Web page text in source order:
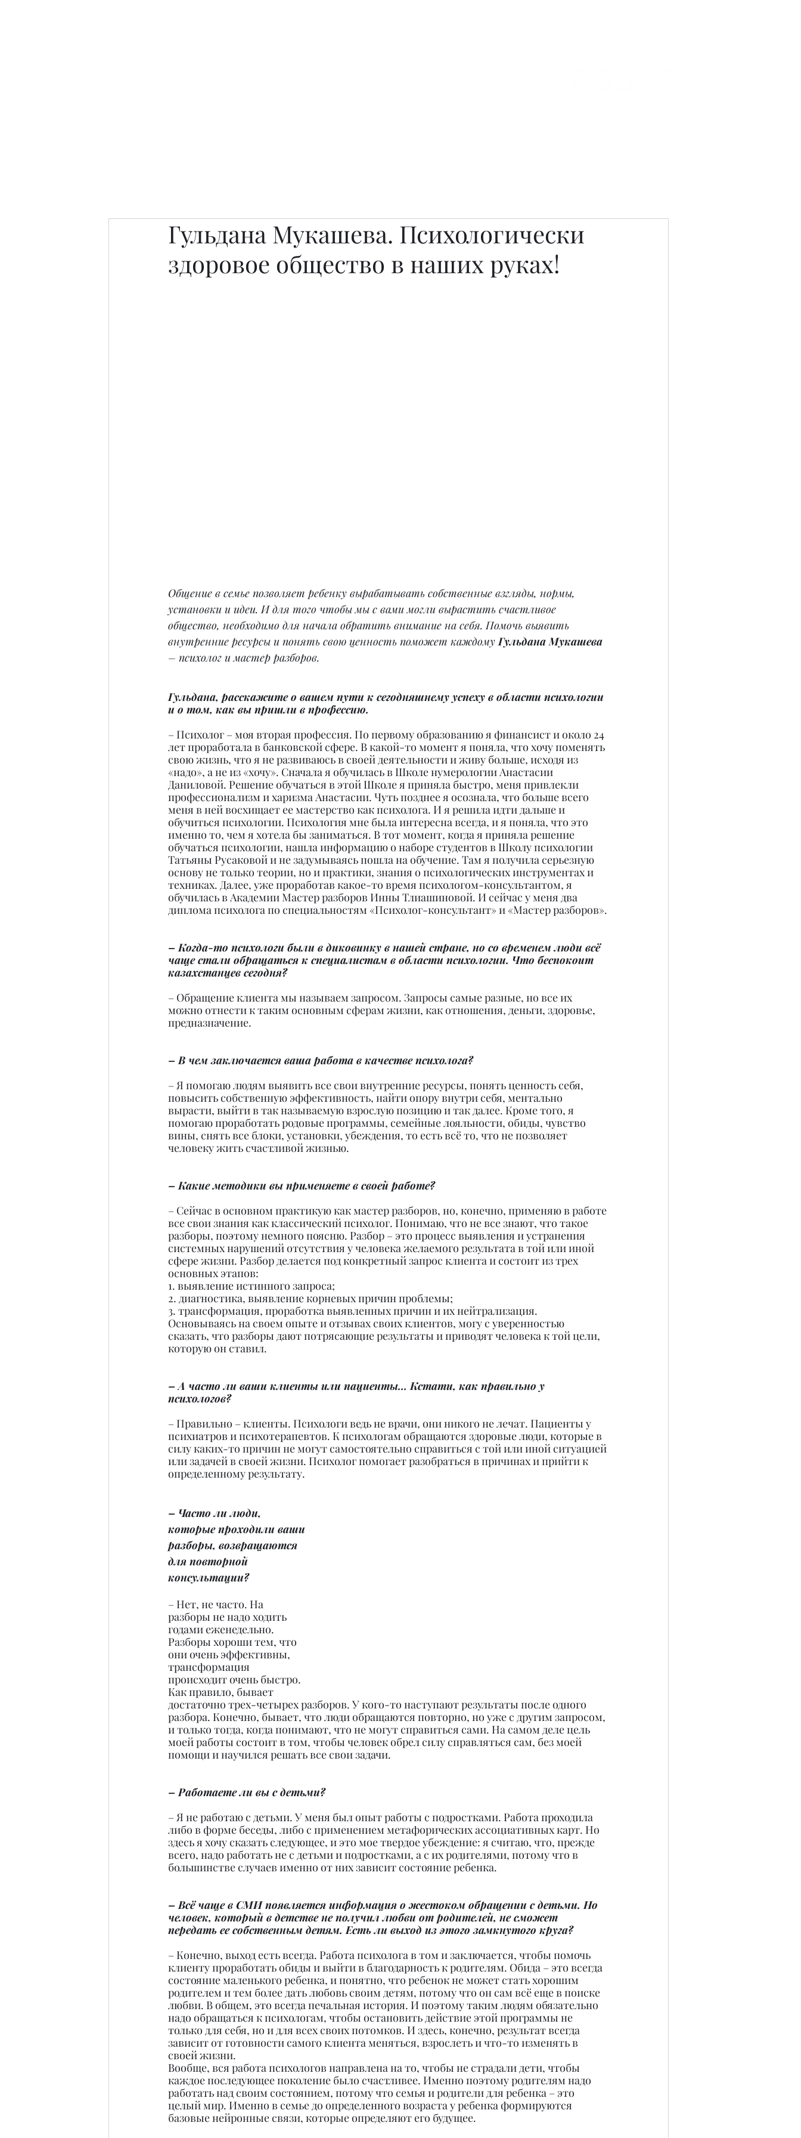
Гульдана Мукашева. Психологически
здоровое общество в наших руках!
Общение в семье позволяет ребенку вырабатывать собственные взгляды, нормы,
установки и идеи. И для того чтобы мы с вами могли вырастить счастливое
общество, необходимо для начала обратить внимание на себя. Помочь выявить
внутренние ресурсы и понять свою ценность поможет каждому Гульдана Мукашева
– психолог и мастер разборов.
Гульдана, расскажите о вашем пути к сегодняшнему успеху в области психологии
и о том, как вы пришли в профессию.
– Психолог – моя вторая профессия. По первому образованию я финансист и около 24
лет проработала в банковской сфере. В какой-то момент я поняла, что хочу поменять
свою жизнь, что я не развиваюсь в своей деятельности и живу больше, исходя из
«надо», а не из «хочу». Сначала я обучилась в Школе нумерологии Анастасии
Даниловой. Решение обучаться в этой Школе я приняла быстро, меня привлекли
профессионализм и харизма Анастасии. Чуть позднее я осознала, что больше всего
меня в ней восхищает ее мастерство как психолога. И я решила идти дальше и
обучиться психологии. Психология мне была интересна всегда, и я поняла, что это
именно то, чем я хотела бы заниматься. В тот момент, когда я приняла решение
обучаться психологии, нашла информацию о наборе студентов в Школу психологии
Татьяны Русаковой и не задумываясь пошла на обучение. Там я получила серьезную
основу не только теории, но и практики, знания о психологических инструментах и
техниках. Далее, уже проработав какое-то время психологом-консультантом, я
обучилась в Академии Мастер разборов Инны Тлиашиновой. И сейчас у меня два
диплома психолога по специальностям «Психолог-консультант» и «Мастер разборов».
– Когда-то психологи были в диковинку в нашей стране, но со временем люди всё
чаще стали обращаться к специалистам в области психологии. Что беспокоит
казахстанцев сегодня?
– Обращение клиента мы называем запросом. Запросы самые разные, но все их
можно отнести к таким основным сферам жизни, как отношения, деньги, здоровье,
предназначение.
– В чем заключается ваша работа в качестве психолога?
– Я помогаю людям выявить все свои внутренние ресурсы, понять ценность себя,
повысить собственную эффективность, найти опору внутри себя, ментально
вырасти, выйти в так называемую взрослую позицию и так далее. Кроме того, я
помогаю проработать родовые программы, семейные лояльности, обиды, чувство
вины, снять все блоки, установки, убеждения, то есть всё то, что не позволяет
человеку жить счастливой жизнью.
– Какие методики вы применяете в своей работе?
– Сейчас в основном практикую как мастер разборов, но, конечно, применяю в работе
все свои знания как классический психолог. Понимаю, что не все знают, что такое
разборы, поэтому немного поясню. Разбор – это процесс выявления и устранения
системных нарушений отсутствия у человека желаемого результата в той или иной
сфере жизни. Разбор делается под конкретный запрос клиента и состоит из трех
основных этапов:
1. выявление истинного запроса;
2. диагностика, выявление корневых причин проблемы;
3. трансформация, проработка выявленных причин и их нейтрализация.
Основываясь на своем опыте и отзывах своих клиентов, могу с уверенностью
сказать, что разборы дают потрясающие результаты и приводят человека к той цели,
которую он ставил.
– А часто ли ваши клиенты или пациенты… Кстати, как правильно у
психологов?
– Правильно – клиенты. Психологи ведь не врачи, они никого не лечат. Пациенты у
психиатров и психотерапевтов. К психологам обращаются здоровые люди, которые в
силу каких-то причин не могут самостоятельно справиться с той или иной ситуацией
или задачей в своей жизни. Психолог помогает разобраться в причинах и прийти к
определенному результату.
– Часто ли люди,
которые проходили ваши
разборы, возвращаются
для повторной
консультации?
– Нет, не часто. На
разборы не надо ходить
годами еженедельно.
Разборы хороши тем, что
они очень эффективны,
трансформация
происходит очень быстро.
Как правило, бывает
достаточно трех-четырех разборов. У кого-то наступают результаты после одного
разбора. Конечно, бывает, что люди обращаются повторно, но уже с другим запросом,
и только тогда, когда понимают, что не могут справиться сами. На самом деле цель
моей работы состоит в том, чтобы человек обрел силу справляться сам, без моей
помощи и научился решать все свои задачи.
– Работаете ли вы с детьми?
– Я не работаю с детьми. У меня был опыт работы с подростками. Работа проходила
либо в форме беседы, либо с применением метафорических ассоциативных карт. Но
здесь я хочу сказать следующее, и это мое твердое убеждение: я считаю, что, прежде
всего, надо работать не с детьми и подростками, а с их родителями, потому что в
большинстве случаев именно от них зависит состояние ребенка.
– Всё чаще в СМИ появляется информация о жестоком обращении с детьми. Но
человек, который в детстве не получил любви от родителей, не сможет
передать ее собственным детям. Есть ли выход из этого замкнутого круга?
– Конечно, выход есть всегда. Работа психолога в том и заключается, чтобы помочь
клиенту проработать обиды и выйти в благодарность к родителям. Обида – это всегда
состояние маленького ребенка, и понятно, что ребенок не может стать хорошим
родителем и тем более дать любовь своим детям, потому что он сам всё еще в поиске
любви. В общем, это всегда печальная история. И поэтому таким людям обязательно
надо обращаться к психологам, чтобы остановить действие этой программы не
только для себя, но и для всех своих потомков. И здесь, конечно, результат всегда
зависит от готовности самого клиента меняться, взрослеть и что-то изменять в
своей жизни.
Вообще, вся работа психологов направлена на то, чтобы не страдали дети, чтобы
каждое последующее поколение было счастливее. Именно поэтому родителям надо
работать над своим состоянием, потому что семья и родители для ребенка – это
целый мир. Именно в семье до определенного возраста у ребенка формируются
базовые нейронные связи, которые определяют его будущее.